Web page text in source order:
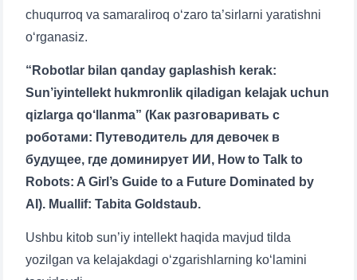
chuqurroq va samaraliroq o‘zaro ta’sirlarni yaratishni
o‘rganasiz.
“Robotlar bilan qanday gaplashish kerak:
Sun’iyintellekt hukmronlik qiladigan kelajak uchun
qizlarga qo‘llanma” (Как разговаривать с
роботами: Путеводитель для девочек в
будущее, где доминирует ИИ, How to Talk to
Robots: A Girl’s Guide to a Future Dominated by
AI). Muallif: Tabita Goldstaub.
Ushbu kitob sun’iy intellekt haqida mavjud tilda
yozilgan va kelajakdagi o‘zgarishlarning ko‘lamini